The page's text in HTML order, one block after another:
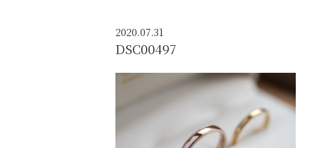
2020.07.31
DSC00497